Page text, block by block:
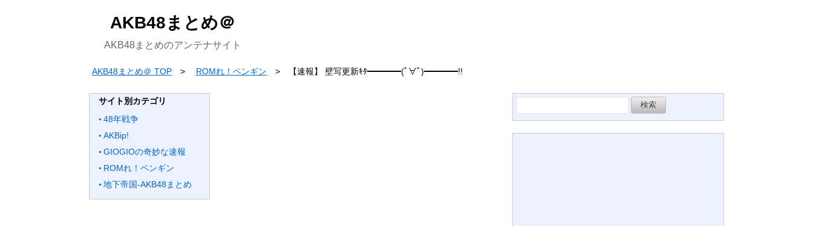
AKB48まとめ＠
AKB48まとめのアンテナサイト
AKB48まとめ＠ TOP ROMれ！ペンギン 【速報】 壁写更新ｷﾀ━━━━(ﾟ∀ﾟ)━━━━!!
サイト別カテゴリ
48年戦争
AKBip!
GIOGIOの奇妙な速報
ROMれ！ペンギン
地下帝国-AKB48まとめ
索: